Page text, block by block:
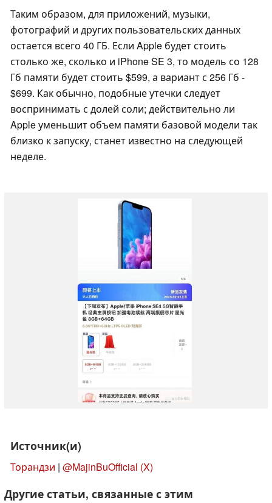
Таким образом, для приложений, музыки,
фотографий и других пользовательских данных
остается всего 40 ГБ. Если Apple будет стоить
столько же, сколько и iPhone SE 3, то модель со 128
Гб памяти будет стоить $599, а вариант с 256 Гб -
$699. Как обычно, подобные утечки следует
воспринимать с долей соли; действительно ли
Apple уменьшит объем памяти базовой модели так
близко к запуску, станет известно на следующей
неделе.
Источник(и)
Торандзи | @MajinBuOfficial (X)
Другие статьи, связанные с этим